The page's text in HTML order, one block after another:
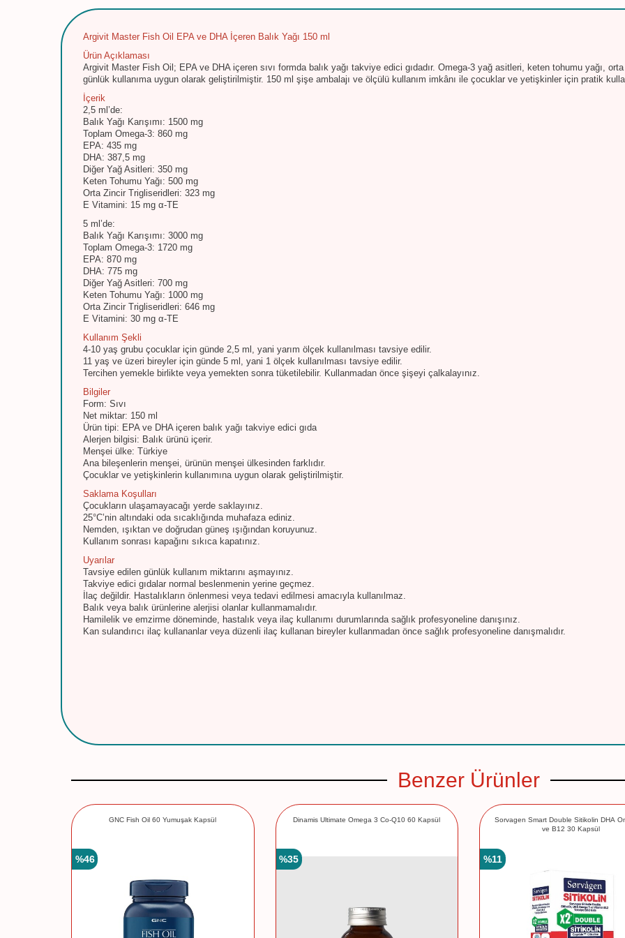
Argivit Master Fish Oil EPA ve DHA İçeren Balık Yağı 150 ml
Ürün Açıklaması
Argivit Master Fish Oil; EPA ve DHA içeren sıvı formda balık yağı takviye edici gıdadır. Omega-3 yağ asitleri, keten tohumu yağı,
günlük kullanıma uygun olarak geliştirilmiştir. 150 ml şişe ambalajı ve ölçülü kullanım imkânı ile çocuklar ve yetişkinler için pratik
İçerik
2,5 ml’de:
Balık Yağı Karışımı: 1500 mg
Toplam Omega-3: 860 mg
EPA: 435 mg
DHA: 387,5 mg
Diğer Yağ Asitleri: 350 mg
Keten Tohumu Yağı: 500 mg
Orta Zincir Trigliseridleri: 323 mg
E Vitamini: 15 mg α-TE
5 ml’de:
Balık Yağı Karışımı: 3000 mg
Toplam Omega-3: 1720 mg
EPA: 870 mg
DHA: 775 mg
Diğer Yağ Asitleri: 700 mg
Keten Tohumu Yağı: 1000 mg
Orta Zincir Trigliseridleri: 646 mg
E Vitamini: 30 mg α-TE
Kullanım Şekli
4-10 yaş grubu çocuklar için günde 2,5 ml, yani yarım ölçek kullanılması tavsiye edilir.
11 yaş ve üzeri bireyler için günde 5 ml, yani 1 ölçek kullanılması tavsiye edilir.
Tercihen yemekle birlikte veya yemekten sonra tüketilebilir. Kullanmadan önce şişeyi çalkalayınız.
Bilgiler
Form: Sıvı
Net miktar: 150 ml
Ürün tipi: EPA ve DHA içeren balık yağı takviye edici gıda
Alerjen bilgisi: Balık ürünü içerir.
Menşei ülke: Türkiye
Ana bileşenlerin menşei, ürünün menşei ülkesinden farklıdır.
Çocuklar ve yetişkinlerin kullanımına uygun olarak geliştirilmiştir.
Saklama Koşulları
Çocukların ulaşamayacağı yerde saklayınız.
25°C’nin altındaki oda sıcaklığında muhafaza ediniz.
Nemden, ışıktan ve doğrudan güneş ışığından koruyunuz.
Kullanım sonrası kapağını sıkıca kapatınız.
Uyarılar
Tavsiye edilen günlük kullanım miktarını aşmayınız.
Takviye edici gıdalar normal beslenmenin yerine geçmez.
İlaç değildir. Hastalıkların önlenmesi veya tedavi edilmesi amacıyla kullanılmaz.
Balık veya balık ürünlerine alerjisi olanlar kullanmamalıdır.
Hamilelik ve emzirme döneminde, hastalık veya ilaç kullanımı durumlarında sağlık profesyoneline danışınız.
Kan sulandırıcı ilaç kullananlar veya düzenli ilaç kullanan bireyler kullanmadan önce sağlık profesyoneline danışmalıdır.
Benzer Ürünler
GNC Fish Oil 60 Yumuşak Kapsül
%46
Dinamis Ultimate Omega 3 Co-Q10 60 Kapsül
%35
Sorvagen Smart Double Sitikolin DHA
ve B12 30 Kapsül
%11